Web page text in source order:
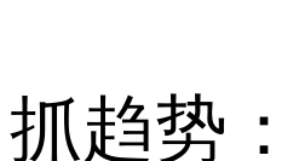
抓趋势